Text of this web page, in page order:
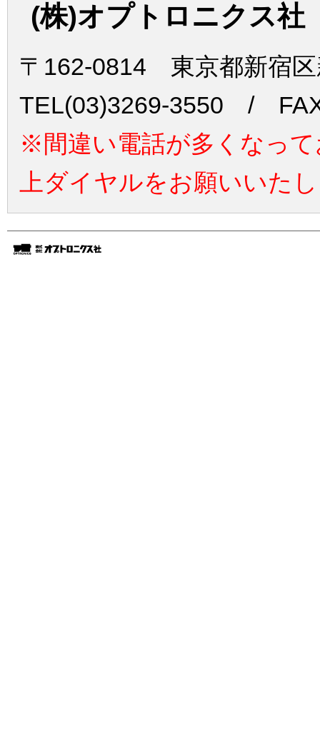
(株)オプトロニクス社
〒162-0814 東京都新宿
TEL(03)3269-3550 /
※間違い電話が多くなっ
上ダイヤルをお願いいた